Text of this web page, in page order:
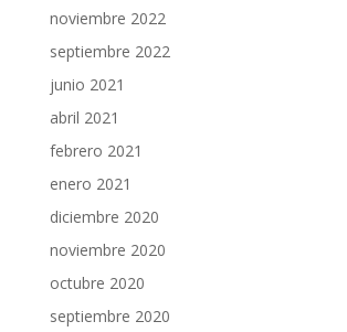
noviembre 2022
septiembre 2022
junio 2021
abril 2021
febrero 2021
enero 2021
diciembre 2020
noviembre 2020
octubre 2020
septiembre 2020